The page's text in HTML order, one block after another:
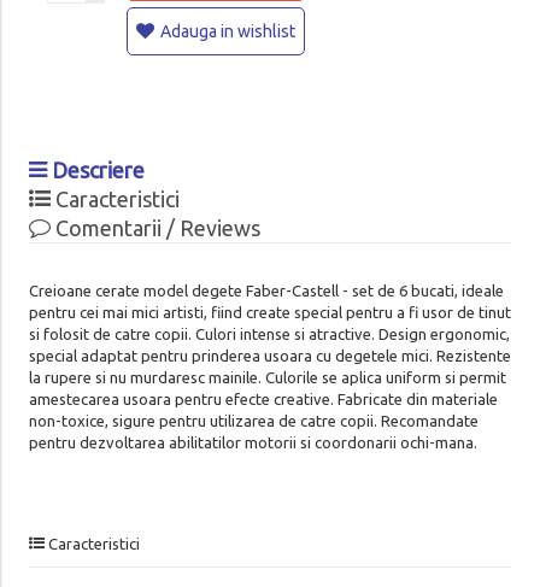
Adauga in wishlist
Descriere
Caracteristici
Comentarii / Reviews
Creioane cerate model degete Faber-Castell - set de 6 bucati, ideale
pentru cei mai mici artisti, fiind create special pentru a fi usor de tinut
si folosit de catre copii. Culori intense si atractive. Design ergonomic,
special adaptat pentru prinderea usoara cu degetele mici. Rezistente
la rupere si nu murdaresc mainile. Culorile se aplica uniform si permit
amestecarea usoara pentru efecte creative. Fabricate din materiale
non-toxice, sigure pentru utilizarea de catre copii. Recomandate
pentru dezvoltarea abilitatilor motorii si coordonarii ochi-mana.
Caracteristici